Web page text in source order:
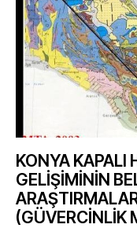
KONYA KAPALI
GELİŞİMİNİN
(GÜVERCİNLİK